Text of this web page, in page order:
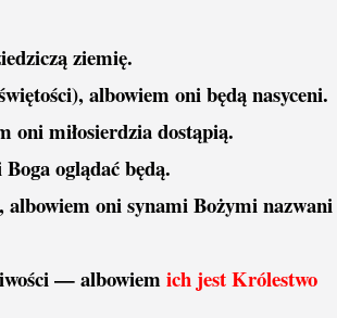
ziemię.
albowiem oni będą nasyceni.
oni miłosierdzia dostąpią.
oglądać będą.
albowiem oni synami Bożymi nazwani
— albowiem ich jest Królestwo